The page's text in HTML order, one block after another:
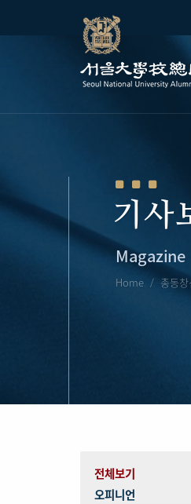
기사
Magazine
Home 총동창
전체보기
오피니언